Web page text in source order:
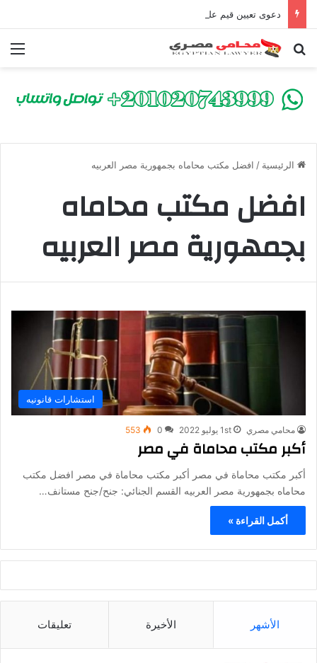
بحث عن
الرئيسية / افضل مكتب محاماه بجمهورية مصر العربيه
افضل مكتب محاماه
بجمهورية مصر العربيه
استشارات قانونيه
محامي مصري 1st يوليو 2022 0
553
أكبر مكتب محاماة في مصر
أكبر مكتب محاماة في مصر أكبر مكتب محاماة في مصر افضل مكتب
محاماه بجمهورية مصر العربيه القسم الجنائي: جنح/جنح مستانف…
أكمل القراءة »
الأشهر الأخيرة تعليقات